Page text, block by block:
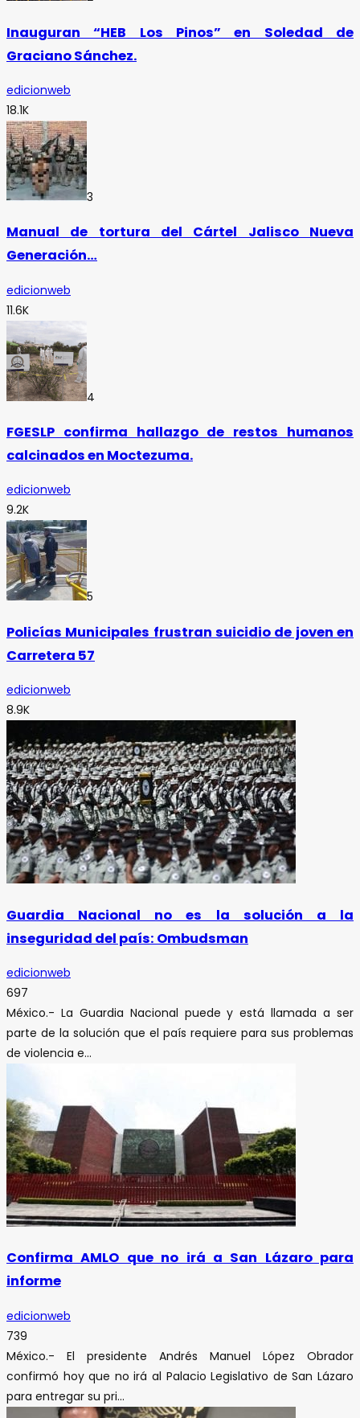
Inauguran “HEB Los Pinos” en Soledad de
Graciano Sánchez.
edicionweb
18.1K
3
Manual de tortura del Cártel Jalisco Nueva
Generación…
edicionweb
11.6K
4
FGESLP confirma hallazgo de restos humanos
calcinados en Moctezuma.
edicionweb
9.2K
5
Policías Municipales frustran suicidio de joven en
Carretera 57
edicionweb
8.9K
Guardia Nacional no es la solución a la
inseguridad del país: Ombudsman
edicionweb
697
México.- La Guardia Nacional puede y está llamada a ser
parte de la solución que el país requiere para sus problemas
de violencia e...
Confirma AMLO que no irá a San Lázaro para
informe
edicionweb
739
México.- El presidente Andrés Manuel López Obrador
confirmó hoy que no irá al Palacio Legislativo de San Lázaro
para entregar su pri...